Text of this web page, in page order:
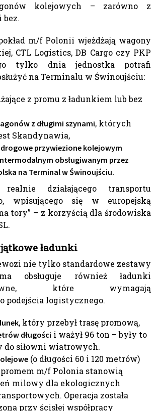
kolejowych – zarówno z
bez.
m/f Polonii wjeżdżają wagony
CTL Logistics, DB Cargo czy PKP
tylko dnia jednostka potrafi
na Terminalu w Świnoujściu:
z promu z ładunkiem lub bez
z długimi szynami, których
Skandynawia,
przywiezione kolejowym
obsługiwanym przez
na Terminal w Świnoujściu.
działającego transportu
wpisującego się w europejską
tory” – z korzyścią dla środowiska
ładunki
nie tylko standardowe zestawy
obsługuje również ładunki
które wymagają
podejścia logistycznego.
, który przebył trasę promową,
długości i ważył 96 ton – były to
do siłowni wiatrowych.
(o długości 60 i 120 metrów)
m/f Polonia stanowią
milowy dla ekologicznych
Operacja została
przy ścisłej współpracy